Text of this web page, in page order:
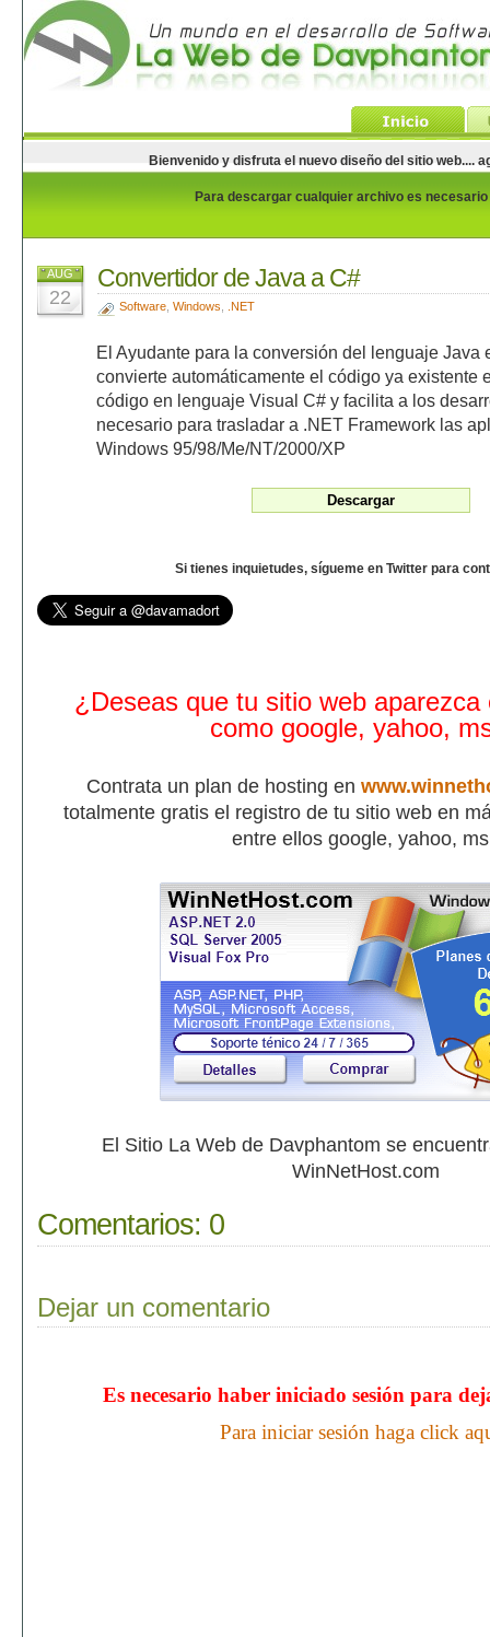
Bienvenido y disfruta el nuevo diseño del sitio web....
Para descargar cualquier archivo es
AUG
22
Convertidor de Java a C#
Software, Windows .NET
El Ayudante para la conversión del lenguaje Java
convierte automáticamente el código ya existente
código en lenguaje Visual C# y facilita a los
necesario para trasladar a .NET Framework las
Windows 95/98/Me/NT/2000/XP
Si tienes inquietudes, sígueme en Twitter para
¿Deseas que tu sitio web aparezca
como google, yahoo,
Contrata un plan de hosting en
totalmente gratis el registro de tu sitio web en
entre ellos google, yahoo,
El Sitio La Web de Davphantom se
WinNetHost.com
Comentarios: 0
Dejar un comentario
Es necesario haber iniciado sesión para
Para iniciar sesión haga click